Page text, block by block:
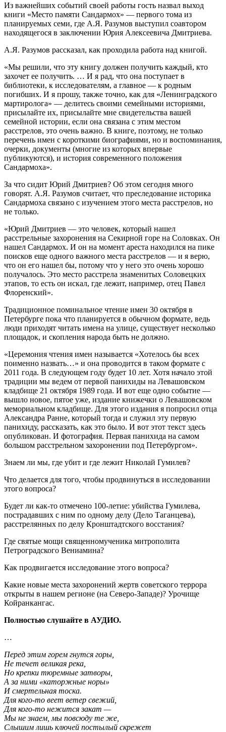
Из важнейших событий своей работы гость назвал выход
книги «Место памяти Сандармох» — первого тома из
планируемых семи, где А.Я. Разумов выступил соавтором
находящегося в заключении Юрия Алексеевича Дмитриева.
А.Я. Разумов рассказал, как проходила работа над книгой.
«Мы решили, что эту книгу должен получить каждый, кто
захочет ее получить. … И я рад, что она поступает в
библиотеки, к исследователям, а главное — к родным
погибших. И я прошу, также точно, как для «Ленинградского
мартиролога» — делитесь своими семейными историями,
присылайте их, присылайте мне свидетельства вашей
семейной истории, если она связана с этим местом
расстрелов, это очень важно. В книге, поэтому, не только
перечень имен с короткими биографиями, но и воспоминания,
очерки, документы (многие из которых впервые
публикуются), и история современного положения
Сандармоха».
За что сидит Юрий Дмитриев? Об этом сегодня много
говорят. А.Я. Разумов считает, что преследование историка
Сандармоха связано с изучением этого места расстрелов, но
не только.
«Юрий Дмитриев — это человек, который нашел
расстрельные захоронения на Секирной горе на Соловках. Он
нашел Сандармох. И он на момент ареста находился на пике
поисков еще одного важного места расстрелов — и я верю,
что он его нашел бы, потому что у него это очень хорошо
получалось. Это место расстрела знаменитых Соловецких
этапов, то есть он искал, где лежит, например, отец Павел
Флоренский».
Традиционное поминальное чтение имен 30 октября в
Петербурге пока что планируется в обычном формате, ведь
люди приходят читать имена на улице, существует несколько
площадок, и скопления народа быть не должно.
«Церемония чтения имен называется «Хотелось бы всех
поименно назвать…» и она проводится в таком формате с
2011 года. В следующем году будет 10 лет. Хотя начало этой
традиции мы ведем от первой панихиды на Левашовском
кладбище 21 октября 1989 года. И вот еще одно событие —
вышло новое, пятое уже, издание книжечки о Левашовском
мемориальном кладбище. Для этого издания я попросил отца
Александра Ранне, который тогда и служил эту первую
панихиду, рассказать, как это было. И вот этот текст здесь
опубликован. И фотография. Первая панихида на самом
большом расстрельном захоронении под Петербургом».
Знаем ли мы, где убит и где лежит Николай Гумилев?
Что делается для того, чтобы продвинуться в исследовании
этого вопроса?
Будет ли как-то отмечено 100-летие: убийства Гумилева,
пострадавших с ним по одному делу (Дело Таганцева),
расстрелянных по делу Кронштадтского восстания?
Где святые мощи священномученика митрополита
Петроградского Вениамина?
Как продвигается исследование этого вопроса?
Какие новые места захоронений жертв советского террора
открыты в нашем регионе (на Северо-Западе)? Урочище
Койранкангас.
Полностью слушайте в АУДИО.
…
Перед этим горем гнутся горы,
Не течет великая река,
Но крепки тюремные затворы,
А за ними «каторжные норы»
И смертельная тоска.
Для кого-то веет ветер свежий,
Для кого-то нежится закат —
Мы не знаем, мы повсюду те же,
Слышим лишь ключей постылый скрежет